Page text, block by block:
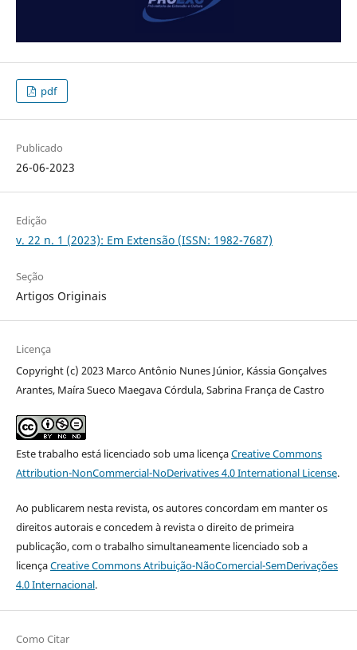
pdf
Publicado
26-06-2023
Edição
v. 22 n. 1 (2023): Em Extensão (ISSN: 1982-7687)
Seção
Artigos Originais
Licença
Copyright (c) 2023 Marco Antônio Nunes Júnior, Kássia Gonçalves
Arantes, Maíra Sueco Maegava Córdula, Sabrina França de Castro
Este trabalho está licenciado sob uma licençaCreative Commons
Attribution-NonCommercial-NoDerivatives 4.0 International License.
Ao publicarem nesta revista, os autores concordam em manter os
direitos autorais e concedem à revista o direito de primeira
publicação, com o trabalho simultaneamente licenciado sob a
licençaCreative Commons Atribuição-NãoComercial-SemDerivações
4.0 Internacional.
Como Citar